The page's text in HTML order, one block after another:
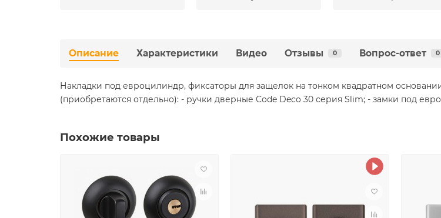
Описание Характеристики Видео Отзывы 0 Вопрос-ответ 0
Накладки под евроцилиндр, фиксаторы для защелок на тонком квадратном
(приобретаются отдельно): - ручки дверные Code Deco 30 серия Slim; - замки под
Похожие товары